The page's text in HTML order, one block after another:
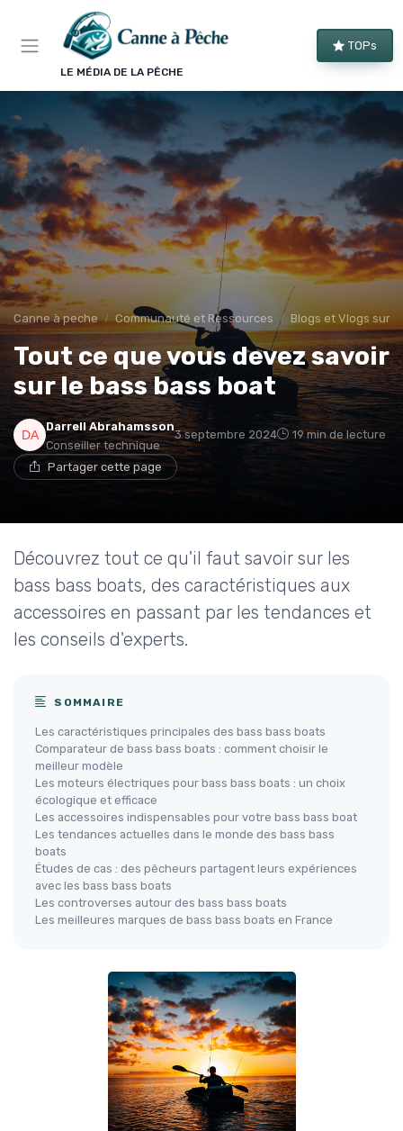
LE MÉDIA DE LA PÊCHE
TOPs
Canne à peche Communauté et Ressources Blogs et Vlogs sur
Tout ce que vous devez savoir
sur le bass bass boat
Darrell Abrahamsson
Conseiller technique
3 septembre 2024 19 min de lecture
Partager cette page
Découvrez tout ce qu'il faut savoir sur les
bass bass boats, des caractéristiques aux
accessoires en passant par les tendances et
les conseils d'experts.
SOMMAIRE
Les caractéristiques principales des bass bass boats
Comparateur de bass bass boats : comment choisir le
meilleur modèle
Les moteurs électriques pour bass bass boats : un choix
écologique et efficace
Les accessoires indispensables pour votre bass bass boat
Les tendances actuelles dans le monde des bass bass
boats
Études de cas : des pêcheurs partagent leurs expériences
avec les bass bass boats
Les controverses autour des bass bass boats
Les meilleures marques de bass bass boats en France
Panneau de gestion des cookies